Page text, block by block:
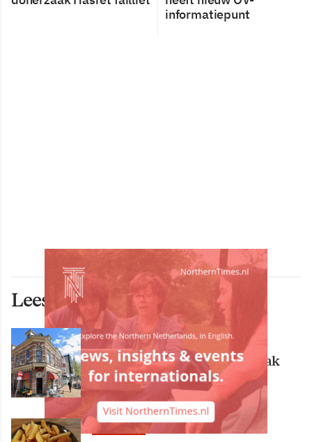
informatiepunt
Lees ook deze artikelen
ECONOMIE
Bekende Groningse dönerzaak
Hasret failliet
ECONOMIE